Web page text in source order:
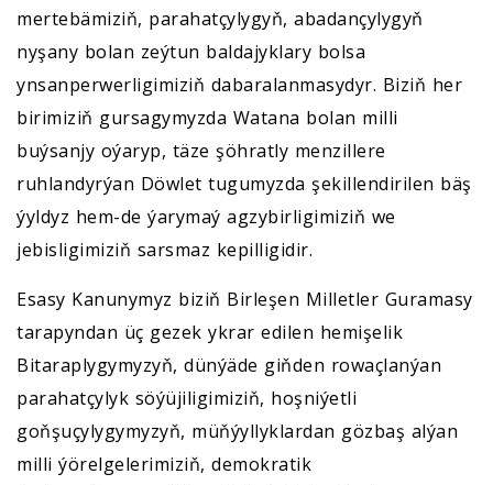
mertebämiziň, parahatçylygyň, abadançylygyň
nyşany bolan zeýtun baldajyklary bolsa
ynsanperwerligimiziň dabaralanmasydyr. Biziň her
birimiziň gursagymyzda Watana bolan milli
buýsanjy oýaryp, täze şöhratly menzillere
ruhlandyrýan Döwlet tugumyzda şekillendirilen bäş
ýyldyz hem-de ýarymaý agzybirligimiziň we
jebisligimiziň sarsmaz kepilligidir.
Esasy Kanunymyz biziň Birleşen Milletler Guramasy
tarapyndan üç gezek ykrar edilen hemişelik
Bitaraplygymyzyň, dünýäde giňden rowaçlanýan
parahatçylyk söýüjiligimiziň, hoşniýetli
goňşuçylygymyzyň, müňýyllyklardan gözbaş alýan
milli ýörelgelerimiziň, demokratik